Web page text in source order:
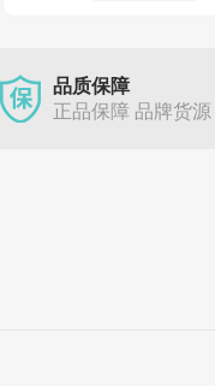
品质保障
正品保障 品牌货源